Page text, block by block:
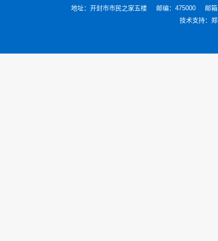
地址：开封市市民之家五楼
邮编：475000
邮
技术支持：